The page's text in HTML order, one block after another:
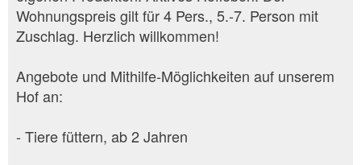
Wohnungspreis gilt für 4 Pers., 5.-7. Person mit
Zuschlag. Herzlich willkommen!
Angebote und Mithilfe-Möglichkeiten auf unserem
Hof an:
- Tiere füttern, ab 2 Jahren